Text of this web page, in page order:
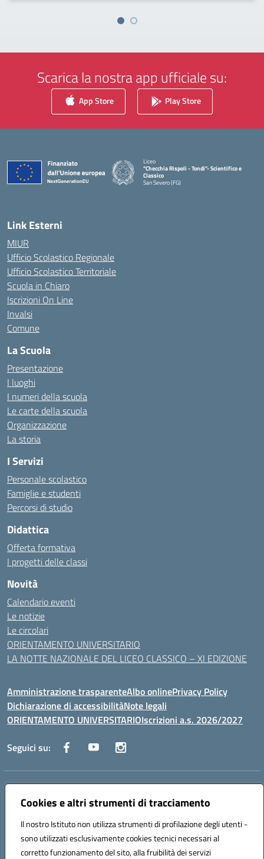
Cookies e altri strumenti di tracciamento
Il nostro Istituto non utilizza strumenti di profilazione degli utenti -
sono utilizzati esclusivamente cookies tecnici necessari al
corretto funzionamento del sito, alla fruibilità dei servizi
Scarica la nostra app ufficiale su:
App Store Play Store
Liceo
"Checchia Rispoli - Tondi"- Scientifico e
Classico
San Severo (FG)
Link Esterni
MIUR
Ufficio Scolastico Regionale
Ufficio Scolastico Territoriale
Scuola in Chiaro
Iscrizioni On Line
Invalsi
Comune
La Scuola
Presentazione
I luoghi
I numeri della scuola
Le carte della scuola
Organizzazione
La storia
I Servizi
Personale scolastico
Famiglie e studenti
Percorsi di studio
Didattica
Offerta formativa
I progetti delle classi
Novità
Calendario eventi
Le notizie
Le circolari
ORIENTAMENTO UNIVERSITARIO
LA NOTTE NAZIONALE DEL LICEO CLASSICO – XI EDIZIONE
Amministrazione trasparenteAlbo onlinePrivacy Policy
Dichiarazione di accessibilitàNote legali
ORIENTAMENTO UNIVERSITARIOIscrizioni a.s. 2026/2027
Seguici su:
Indirizzo:
Centralino:0882 331218 Email:fgps210002@istruzione.it
Codice fiscale: 93071630714
Codice meccanografico:
FGPS210002